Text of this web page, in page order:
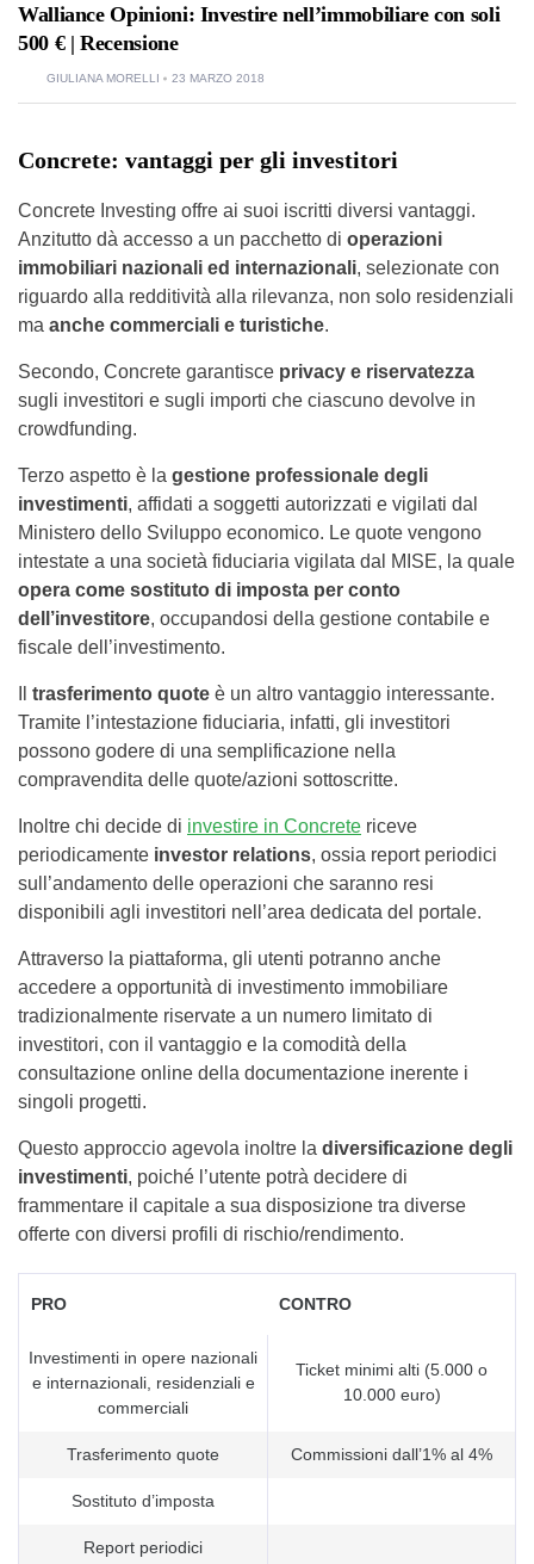
Walliance Opinioni: Investire nell’immobiliare con soli
500 € | Recensione
GIULIANA MORELLI 23 MARZO 2018
Concrete: vantaggi per gli investitori
Concrete Investing offre ai suoi iscritti diversi vantaggi.
Anzitutto dà accesso a un pacchetto di operazioni
immobiliari nazionali ed internazionali, selezionate con
riguardo alla redditività alla rilevanza, non solo residenziali
ma anche commerciali e turistiche.
Secondo, Concrete garantisce privacy e riservatezza
sugli investitori e sugli importi che ciascuno devolve in
crowdfunding.
Terzo aspetto è la gestione professionale degli
investimenti, affidati a soggetti autorizzati e vigilati dal
Ministero dello Sviluppo economico. Le quote vengono
intestate a una società fiduciaria vigilata dal MISE, la quale
opera come sostituto di imposta per conto
dell’investitore, occupandosi della gestione contabile e
fiscale dell’investimento.
trasferimento quote è un altro vantaggio interessante.
Tramite l’intestazione fiduciaria, infatti, gli investitori
possono godere di una semplificazione nella
compravendita delle quote/azioni sottoscritte.
Inoltre chi decide di investire in Concrete riceve
periodicamente investor relations, ossia report periodici
sull’andamento delle operazioni che saranno resi
disponibili agli investitori nell’area dedicata del portale.
Attraverso la piattaforma, gli utenti potranno anche
accedere a opportunità di investimento immobiliare
tradizionalmente riservate a un numero limitato di
investitori, con il vantaggio e la comodità della
consultazione online della documentazione inerente i
singoli progetti.
Questo approccio agevola inoltre la diversificazione degli
investimenti, poiché l’utente potrà decidere di
frammentare il capitale a sua disposizione tra diverse
offerte con diversi profili di rischio/rendimento.
PRO CONTRO
Investimenti in opere nazionali
e internazionali, residenziali e
commerciali
Ticket minimi alti (5.000 o
10.000 euro)
Trasferimento quote Commissioni dall’1% al 4%
Sostituto d’imposta
Report periodici